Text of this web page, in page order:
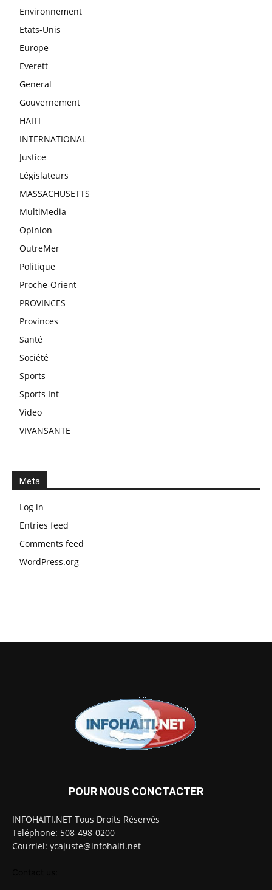
Environnement
Etats-Unis
Europe
Everett
General
Gouvernement
HAITI
INTERNATIONAL
Justice
Législateurs
MASSACHUSETTS
MultiMedia
Opinion
OutreMer
Politique
Proche-Orient
PROVINCES
Provinces
Santé
Société
Sports
Sports Int
Video
VIVANSANTE
Meta
Log in
Entries feed
Comments feed
WordPress.org
POUR NOUS CONCTACTER
INFOHAITI.NET Tous Droits Réservés
Teléphone: 508-498-0200
Courriel: ycajuste@infohaiti.net